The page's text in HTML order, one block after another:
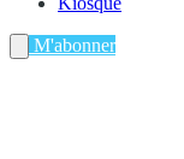
M'abonner